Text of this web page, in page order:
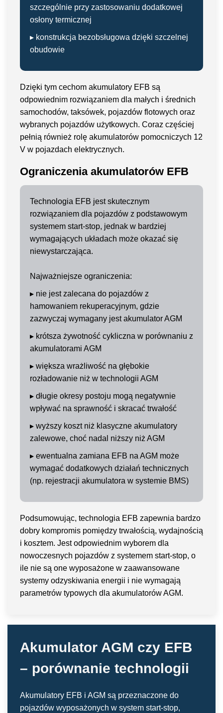
szczególnie przy zastosowaniu dodatkowej
osłony termicznej
▸ konstrukcja bezobsługowa dzięki szczelnej
obudowie
Dzięki tym cechom akumulatory EFB są
odpowiednim rozwiązaniem dla małych i średnich
samochodów, taksówek, pojazdów flotowych oraz
wybranych pojazdów użytkowych. Coraz częściej
pełnią również rolę akumulatorów pomocniczych 12
V w pojazdach elektrycznych.
Ograniczenia akumulatorów EFB
Technologia EFB jest skutecznym
rozwiązaniem dla pojazdów z podstawowym
systemem start-stop, jednak w bardziej
wymagających układach może okazać się
niewystarczająca.
Najważniejsze ograniczenia:
▸ nie jest zalecana do pojazdów z
hamowaniem rekuperacyjnym, gdzie
zazwyczaj wymagany jest akumulator AGM
▸ krótsza żywotność cykliczna w porównaniu z
akumulatorami AGM
▸ większa wrażliwość na głębokie
rozładowanie niż w technologii AGM
▸ długie okresy postoju mogą negatywnie
wpływać na sprawność i skracać trwałość
▸ wyższy koszt niż klasyczne akumulatory
zalewowe, choć nadal niższy niż AGM
▸ ewentualna zamiana EFB na AGM może
wymagać dodatkowych działań technicznych
(np. rejestracji akumulatora w systemie BMS)
Podsumowując, technologia EFB zapewnia bardzo
dobry kompromis pomiędzy trwałością, wydajnością
i kosztem. Jest odpowiednim wyborem dla
nowoczesnych pojazdów z systemem start-stop, o
ile nie są one wyposażone w zaawansowane
systemy odzyskiwania energii i nie wymagają
parametrów typowych dla akumulatorów AGM.
Akumulator AGM czy EFB
– porównanie technologii
Akumulatory EFB i AGM są przeznaczone do
pojazdów wyposażonych w system start-stop,